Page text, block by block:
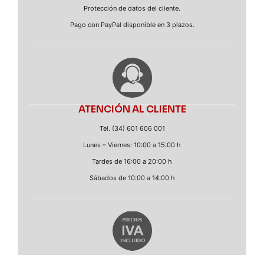
Protección de datos del cliente.
Pago con PayPal disponible en 3 plazos.
ATENCIÓN AL CLIENTE
Tel. (34) 601 606 001
Lunes – Viernes: 10:00 a 15:00 h
Tardes de 16:00 a 20:00 h
Sábados de 10:00 a 14:00 h